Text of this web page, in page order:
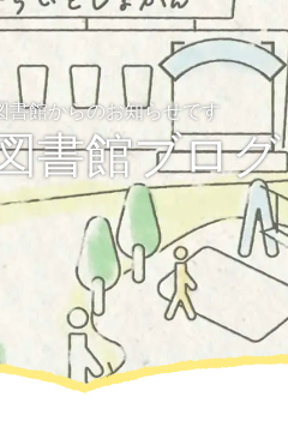
書館からのお知らせです
書館ブログ